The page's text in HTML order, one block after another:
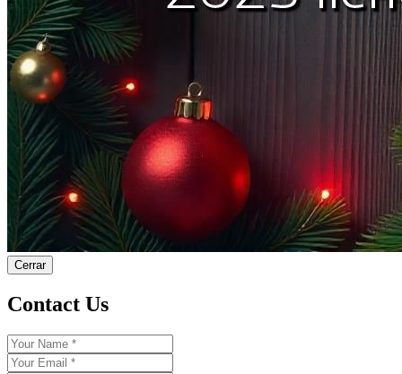
Cerrar
Contact Us